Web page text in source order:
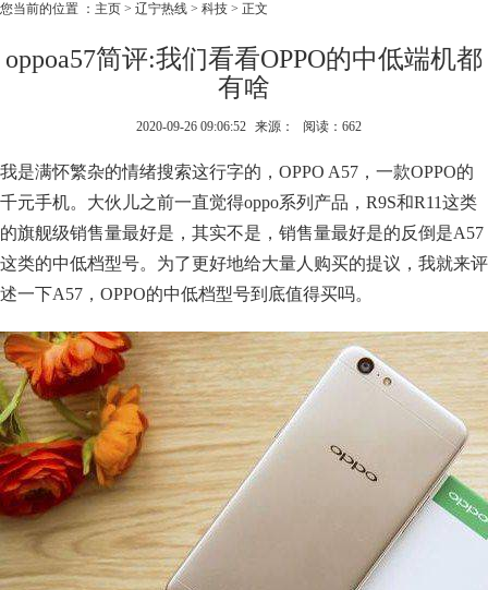
您当前的位置 ： 主页 > 辽宁热线 > 科技 > 正文
oppoa57简评:我们看看OPPO的中低端机都
有啥
2020-09-26 09:06:52 来源： 阅读：662
我是满怀繁杂的情绪搜索这行字的，OPPO A57，一款OPPO的
千元手机。大伙儿之前一直觉得oppo系列产品，R9S和R11这类
的旗舰级销售量最好是，其实不是，销售量最好是的反倒是A57
这类的中低档型号。为了更好地给大量人购买的提议，我就来评
述一下A57，OPPO的中低档型号到底值得买吗。